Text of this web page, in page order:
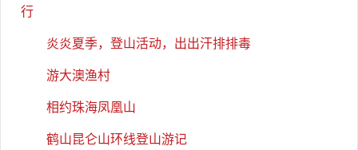
行
炎炎夏季，登山活动，出出汗排排毒
游大澳渔村
相约珠海凤凰山
鹤山昆仑山环线登山游记